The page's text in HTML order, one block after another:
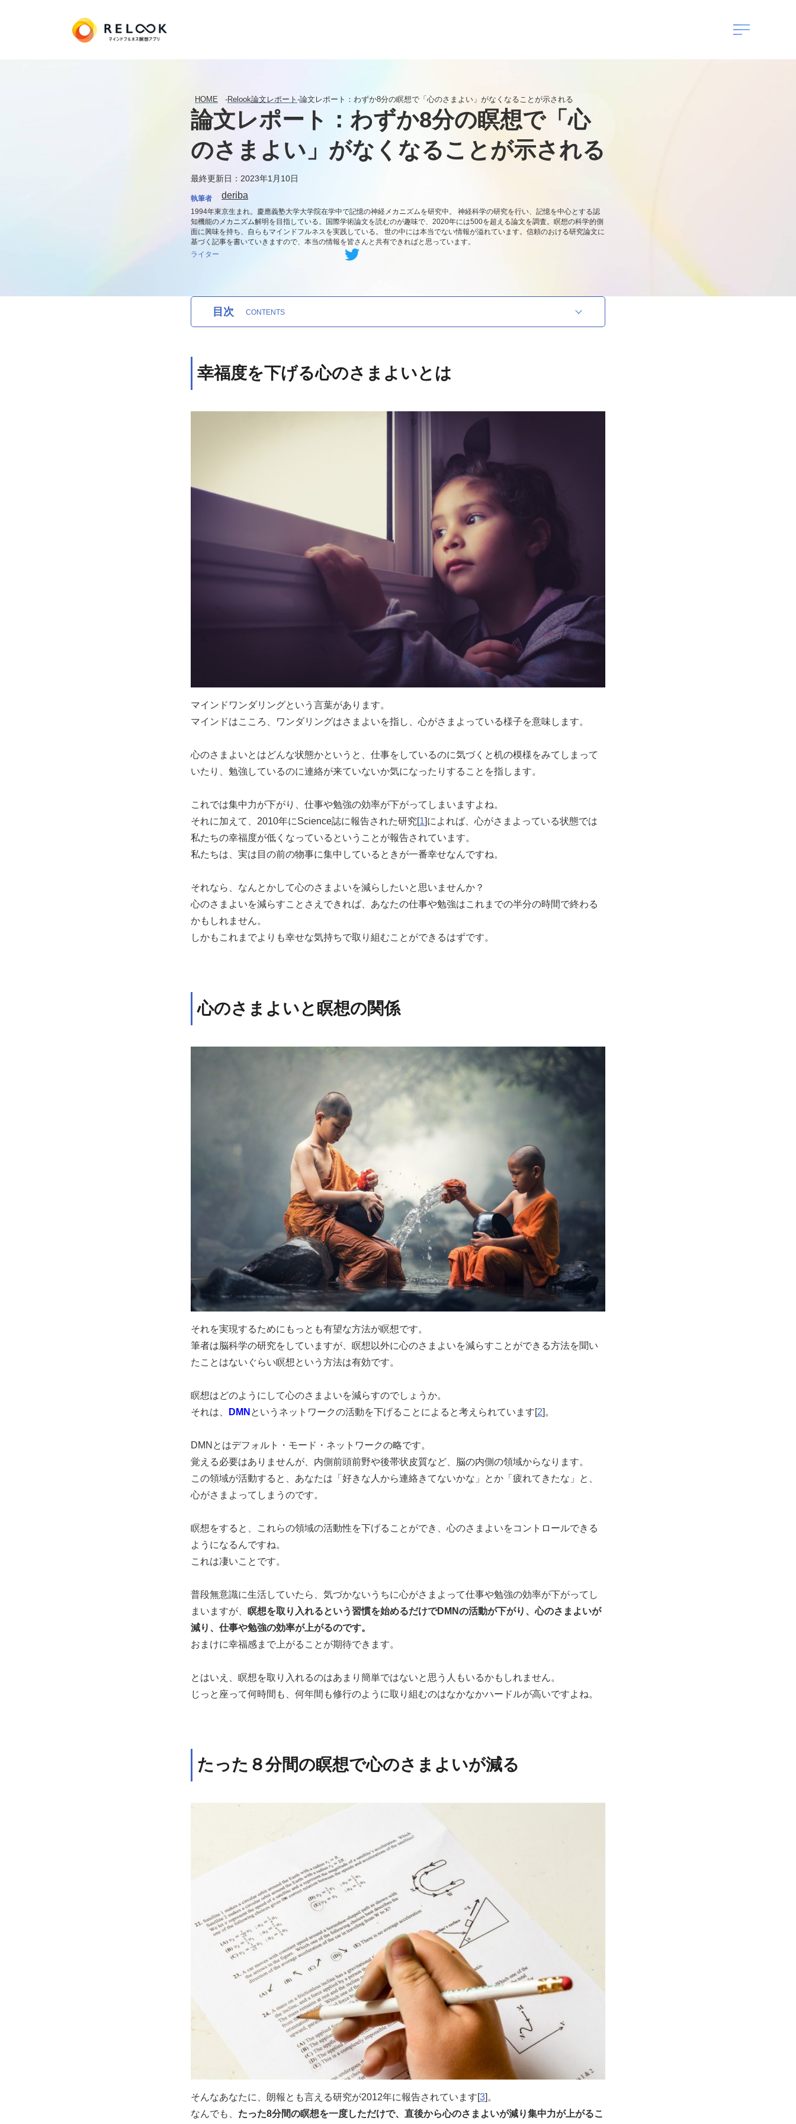
HOME -Relook論文レポート -論文レポート：わずか8分の瞑想で「心のさまよい」がなくなることが示される
論文レポート：わずか8分の瞑想で「心
のさまよい」がなくなることが示される
最終更新日：2023年1月10日
執筆者 deriba
1994年東京生まれ。慶應義塾大学大学院在学中で記憶の神経メカニズムを研究中。 神経科学の研究を行い、記憶を中心とする認
知機能のメカニズム解明を目指している。国際学術論文を読むのが趣味で、2020年には500を超える論文を調査。瞑想の科学的側
面に興味を持ち、自らもマインドフルネスを実践している。 世の中には本当でない情報が溢れています。信頼のおける研究論文に
基づく記事を書いていきますので、本当の情報を皆さんと共有できればと思っています。
ライター
目次
幸福度を下げる心のさまよいとは
マインドワンダリングという言葉があります。
マインドはこころ、ワンダリングはさまよいを指し、心がさまよっている様子を意味します。
心のさまよいとはどんな状態かというと、仕事をしているのに気づくと机の模様をみてしまって
いたり、勉強しているのに連絡が来ていないか気になったりすることを指します。
これでは集中力が下がり、仕事や勉強の効率が下がってしまいますよね。
それに加えて、2010年にScience誌に報告された研究[1]によれば、心がさまよっている状態では
私たちの幸福度が低くなっているということが報告されています。
私たちは、実は目の前の物事に集中しているときが一番幸せなんですね。
それなら、なんとかして心のさまよいを減らしたいと思いませんか？
心のさまよいを減らすことさえできれば、あなたの仕事や勉強はこれまでの半分の時間で終わる
かもしれません。
しかもこれまでよりも幸せな気持ちで取り組むことができるはずです。
心のさまよいと瞑想の関係
それを実現するためにもっとも有望な方法が瞑想です。
筆者は脳科学の研究をしていますが、瞑想以外に心のさまよいを減らすことができる方法を聞い
たことはないぐらい瞑想という方法は有効です。
瞑想はどのようにして心のさまよいを減らすのでしょうか。
それは、
DMN というネットワークの活動を下げることによると考えられています[2]。
DMNとはデフォルト・モード・ネットワークの略です。
覚える必要はありませんが、内側前頭前野や後帯状皮質など、脳の内側の領域からなります。
この領域が活動すると、あなたは「好きな人から連絡きてないかな」とか「疲れてきたな」と、
心がさまよってしまうのです。
瞑想をすると、これらの領域の活動性を下げることができ、心のさまよいをコントロールできる
ようになるんですね。
これは凄いことです。
普段無意識に生活していたら、気づかないうちに心がさまよって仕事や勉強の効率が下がってし
まいますが、 瞑想を取り入れるという習慣を始めるだけでDMNの活動が下がり、心のさまよいが
減り、仕事や勉強の効率が上がるのです。
おまけに幸福感まで上がることが期待できます。
とはいえ、瞑想を取り入れるのはあまり簡単ではないと思う人もいるかもしれません。
じっと座って何時間も、何年間も修行のように取り組むのはなかなかハードルが高いですよね。
たった８分間の瞑想で心のさまよいが減る
そんなあなたに、朗報とも言える研究が2012年に報告されています[3]。
なんでも、 たった8分間の瞑想を一度しただけで、直後から心のさまよいが減り集中力が上がるこ